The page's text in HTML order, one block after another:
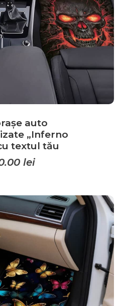
auto
„Inferno
textul tău
lei
produs
are
mai
multe
Opțiunile
pot
fi
alese